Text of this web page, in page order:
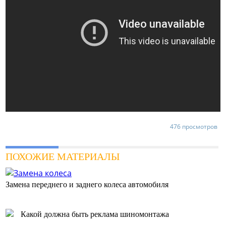
476 просмотров
ПОХОЖИЕ МАТЕРИАЛЫ
Замена переднего и заднего колеса автомобиля
Какой должна быть реклама шиномонтажа